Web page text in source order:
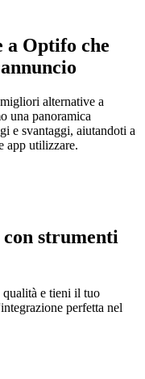
Optifo che
alternative a
una panoramica
e svantaggi, aiutandoti a
app utilizzare.
strumenti
e tieni il tuo
perfetta nel